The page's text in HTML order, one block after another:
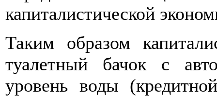
капиталистической
Таким образом
туалетный бачок с
уровень воды